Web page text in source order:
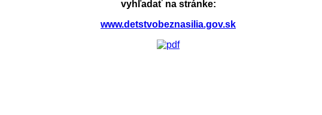
vyhľadať na stránke:
www.detstvobeznasilia.gov.sk